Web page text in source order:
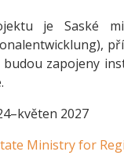
je Saské
zapojeny
2027
Ministry for